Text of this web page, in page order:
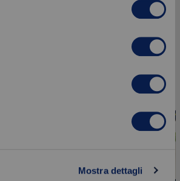
Mostra dettagli
NOVITÀ